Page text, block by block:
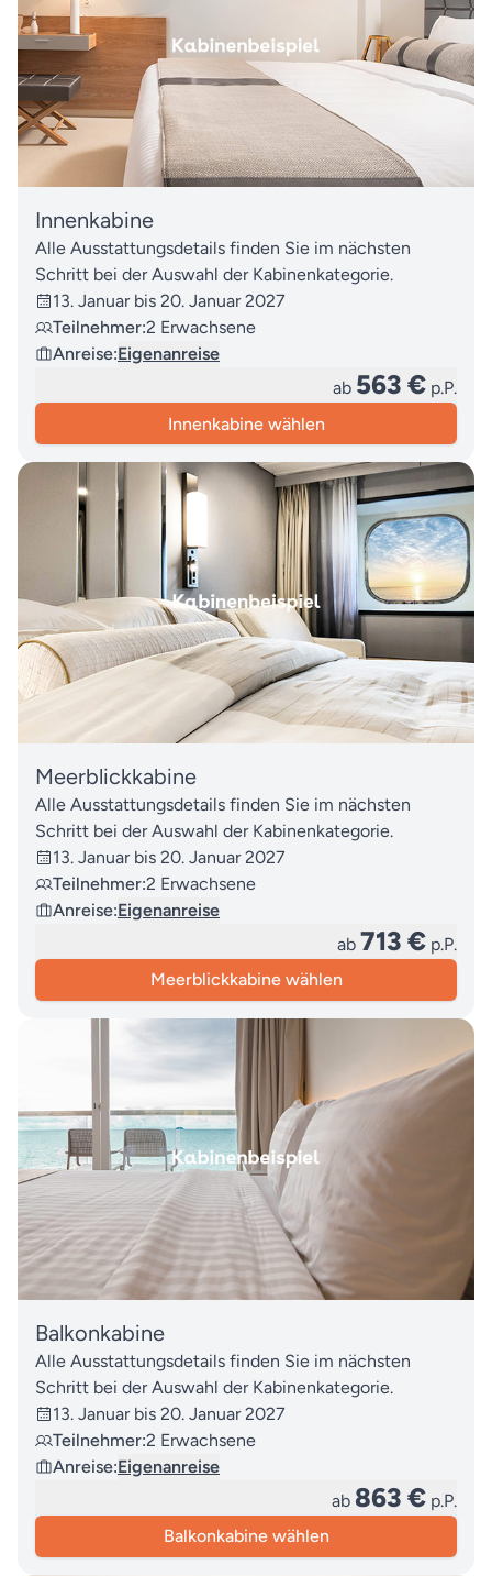
Innenkabine
Alle Ausstattungsdetails finden Sie im nächsten
Schritt bei der Auswahl der Kabinenkategorie.
13. Januar bis 20. Januar 2027
Teilnehmer:2 Erwachsene
Anreise:Eigenanreise
ab 563 € p.P.
Innenkabine wählen
Meerblickkabine
Alle Ausstattungsdetails finden Sie im nächsten
Schritt bei der Auswahl der Kabinenkategorie.
13. Januar bis 20. Januar 2027
Teilnehmer:2 Erwachsene
Anreise:Eigenanreise
ab 713 € p.P.
Meerblickkabine wählen
Balkonkabine
Alle Ausstattungsdetails finden Sie im nächsten
Schritt bei der Auswahl der Kabinenkategorie.
13. Januar bis 20. Januar 2027
Teilnehmer:2 Erwachsene
Anreise:Eigenanreise
ab 863 € p.P.
Balkonkabine wählen